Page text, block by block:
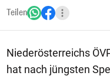
Teilen
Niederösterreichs
hat nach jüngsten